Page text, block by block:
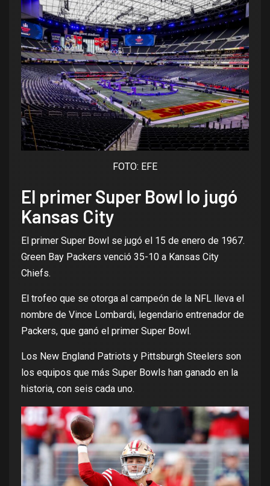
FOTO: EFE
El primer Super Bowl lo jugó
Kansas City
El primer Super Bowl se jugó el 15 de enero de 1967.
Green Bay Packers venció 35-10 a Kansas City
Chiefs.
El trofeo que se otorga al campeón de la NFL lleva el
nombre de Vince Lombardi, legendario entrenador de
Packers, que ganó el primer Super Bowl.
Los New England Patriots y Pittsburgh Steelers son
los equipos que más Super Bowls han ganado en la
historia, con seis cada uno.